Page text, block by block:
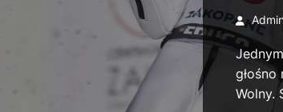
głośno
Wolny.